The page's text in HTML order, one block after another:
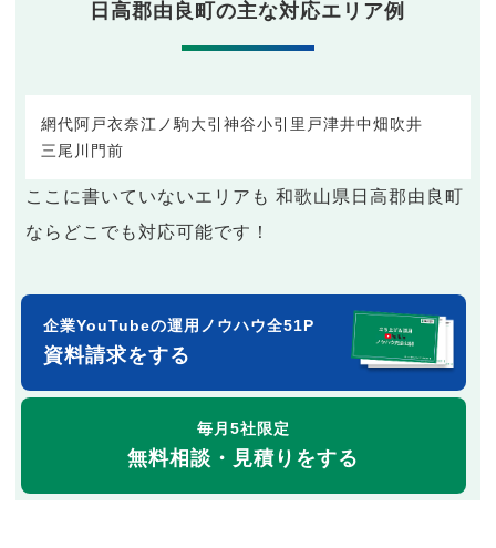
日高郡由良町の主な対応エリア例
網代阿戸衣奈江ノ駒大引 神谷小引 里 戸津井中畑吹井
三尾川 門前
ここに書いていないエリアも 和歌山県日高郡由良町
ならどこでも対応可能です！
企業YouTubeの運用ノウハウ全51P
資料請求をする
毎月5社限定
無料相談・見積りをする